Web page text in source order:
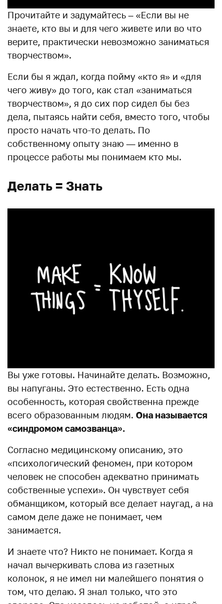
Прочитайте и задумайтесь – «Если вы не
знаете, кто вы и для чего живете или во что
верите, практически невозможно заниматься
творчеством».
Если бы я ждал, когда пойму «кто я» и «для
чего живу» до того, как стал «заниматься
творчеством», я до сих пор сидел бы без
дела, пытаясь найти себя, вместо того, чтобы
просто начать что-то делать. По
собственному опыту знаю — именно в
процессе работы мы понимаем кто мы.
Делать = Знать
Вы уже готовы. Начинайте делать. Возможно,
вы напуганы. Это естественно. Есть одна
особенность, которая свойственна прежде
всего образованным людям. Она называется
«синдромом самозванца».
Согласно медицинскому описанию, это
«психологический феномен, при котором
человек не способен адекватно принимать
собственные успехи». Он чувствует себя
обманщиком, который все делает наугад, а на
самом деле даже не понимает, чем
занимается.
И знаете что? Никто не понимает. Когда я
начал вычеркивать слова из газетных
колонок, я не имел ни малейшего понятия о
том, что делаю. Я знал только, что это